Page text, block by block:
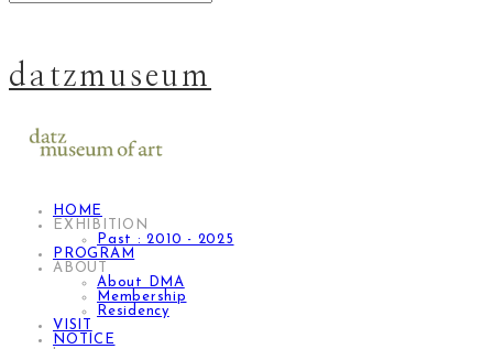
datzmuseum
HOME
EXHIBITION
Past : 2010 - 2025
PROGRAM
ABOUT
About DMA
Membership
Residency
VISIT
NOTICE